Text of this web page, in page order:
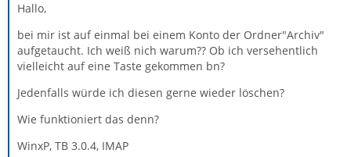
Hallo,
bei mir ist auf einmal bei einem Konto der Ordner"Archiv"
aufgetaucht. Ich weiß nich warum?? Ob ich versehentlich
vielleicht auf eine Taste gekommen bn?
Jedenfalls würde ich diesen gerne wieder löschen?
Wie funktioniert das denn?
WinxP, TB 3.0.4, IMAP